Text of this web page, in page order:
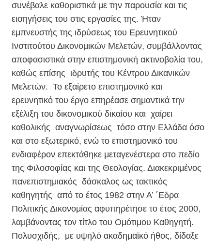
συνέβαλε καθοριστικά με την παρουσία και τις
εισηγήσεις του στις εργασίες της. Ήταν
εμπνευστής της ιδρύσεως του Ερευνητικού
Ινστιτούτου Δικονομικών Μελετών, συμβάλλοντας
αποφασιστικά στην επιστημονική ακτινοβολία του,
καθώς επίσης ιδρυτής του Κέντρου Δικανικών
Μελετών. Το εξαίρετο επιστημονικό και
ερευνητικό του έργο επηρέασε σημαντικά την
εξέλιξη του δικονομικού δικαίου και χαίρει
καθολικής αναγνωρίσεως τόσο στην Ελλάδα όσο
και στο εξωτερικό, ενώ το επιστημονικό του
ενδιαφέρον επεκτάθηκε μεταγενέστερα στο πεδίο
της Φιλοσοφίας και της Θεολογίας. Διακεκριμένος
πανεπιστημιακός δάσκαλος ως τακτικός
καθηγητής από το έτος 1982 στην Α’ ΄Εδρα
Πολιτικής Δικονομίας αφυπηρέτησε το έτος 2000,
λαμβάνοντας τον τίτλο του Ομότιμου Καθηγητή.
Πολυσχιδής, με υψηλό ακαδημαϊκό ήθος, δίδαξε